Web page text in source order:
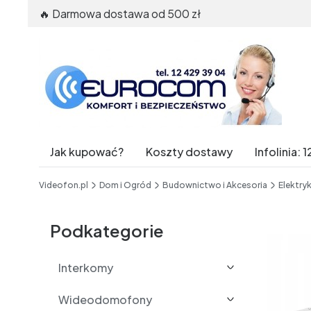
🔥 Darmowa dostawa od 500 zł
Jak kupować? Koszty dostawy
Infolinia:
Videofon.pl Dom i Ogród Budownictwo i Akcesoria
Podkategorie
Interkomy
Wideodomofony